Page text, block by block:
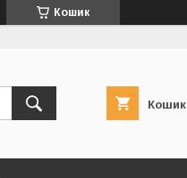
Кошик
Кошик